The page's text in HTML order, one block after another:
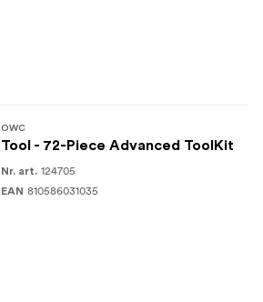
OWC
Tool - 72-Piece Advanced ToolKit
Nr. art. 124705
EAN 810586031035